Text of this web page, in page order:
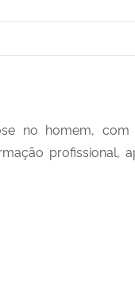
no homem,
profissional,